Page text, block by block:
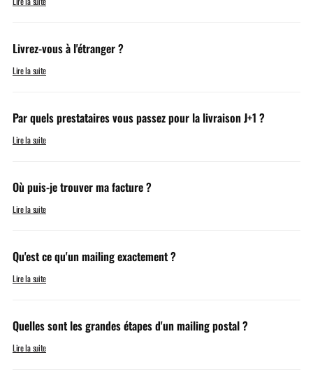
Livrez-vous à l'étranger ?
Lire la suite
Par quels prestataires vous passez pour la livraison J+1 ?
Lire la suite
Où puis-je trouver ma facture ?
Lire la suite
Qu'est ce qu'un mailing exactement ?
Lire la suite
Quelles sont les grandes étapes d'un mailing postal ?
Lire la suite